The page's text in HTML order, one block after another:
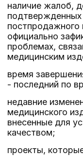
наличие жалоб,
подтвержденных
постпродажного
официально
проблемах,
медицинским
время
- последний по
недавние
медицинского
внесенные для
качеством;
проекты,